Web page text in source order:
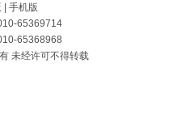
| 手机版
65369714
65368968
未经许可不得转载